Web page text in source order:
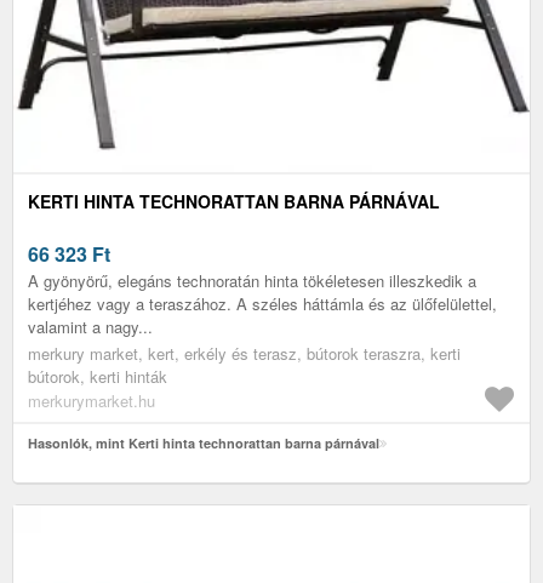
KERTI HINTA TECHNORATTAN BARNA PÁRNÁVAL
66 323 Ft
A gyönyörű, elegáns technoratán hinta tökéletesen illeszkedik a
kertjéhez vagy a teraszához. A széles háttámla és az ülőfelülettel,
valamint a nagy...
merkury market, kert, erkély és terasz, bútorok teraszra, kerti
bútorok, kerti hinták
merkurymarket.hu
Hasonlók, mint Kerti hinta technorattan barna párnával